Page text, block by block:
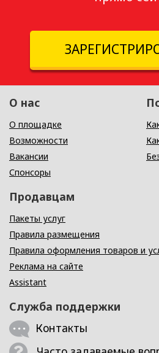
О нас
О площадке
Возможности
Вакансии
Спонсоры
Продавцам
Пакеты услуг
Правила размещения
Правила оформления товаров и
Реклама на сайте
Assistant
Служба поддержки
Контакты